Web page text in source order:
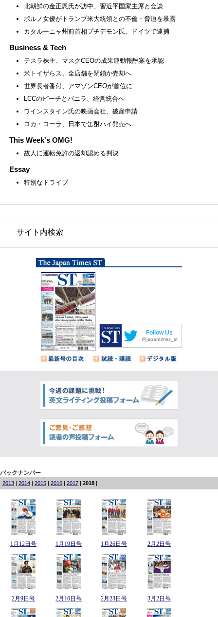
北朝鮮の金正恩氏が訪中、習近平国家主席と会談
ポルノ女優がトランプ米大統領との不倫・脅迫を暴露
カタルーニャ州前首相プチデモン氏、ドイツで逮捕
Business & Tech
テスラ株主、マスクCEOの成果連動報酬案を承認
米トイザらス、全店舗を閉鎖か売却へ
世界長者番付、アマゾンCEOが首位に
LCCのピーチとバニラ、経営統合へ
ワインスタイン氏の映画会社、破産申請
コカ・コーラ、日本で缶酎ハイ発売へ
This Week's OMG!
故人に運転免許の返却認める判決
Essay
特別なドライブ
サイト内検索
Follow Us
@japantimes_st
バックナンバー
2013 | 2014 | 2015 | 2016 | 2017 | 2018 |
1月12日号 1月19日号 1月26日号 2月2日号
2月9日号 2月16日号 2月23日号 3月2日号